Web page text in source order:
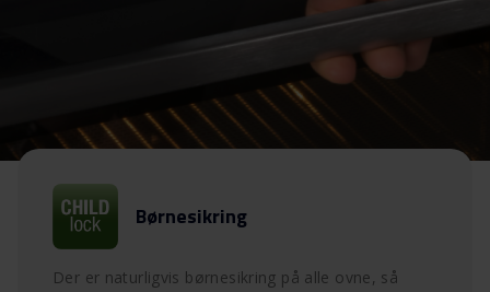
Børnesikring
Der er naturligvis børnesikring på alle ovne, så